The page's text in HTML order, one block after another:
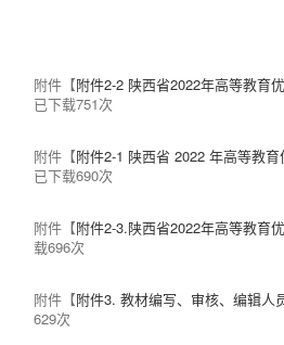
附件【附件2-2 陕西省2022年高等教育
已下载751次
附件【附件2-1 陕西省 2022 年高等教
已下载690次
附件【附件2-3.陕西省2022年高等教育
载696次
附件【附件3. 教材编写、审核、编辑人
629次